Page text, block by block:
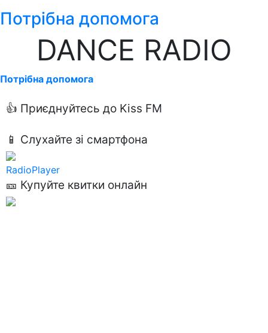
Потрібна допомога
DANCE RADIO
Потрібна допомога
👍 Приєднуйтесь до Kiss FM
📱 Слухайте зі смартфона
RadioPlayer
🎫 Купуйте квитки онлайн